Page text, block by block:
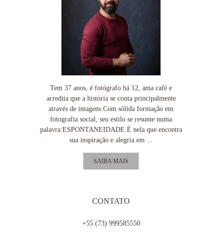
Tem 37 anos, é fotógrafo há 12, ama café e
acredita que a história se conta principalmente
através de imagens.Com sólida formação em
fotografia social, seu estilo se resume numa
palavra:ESPONTANEIDADE.É nela que encontra
sua inspiração e alegria em ...
SAIBA MAIS
CONTATO
+55 (73) 999585550